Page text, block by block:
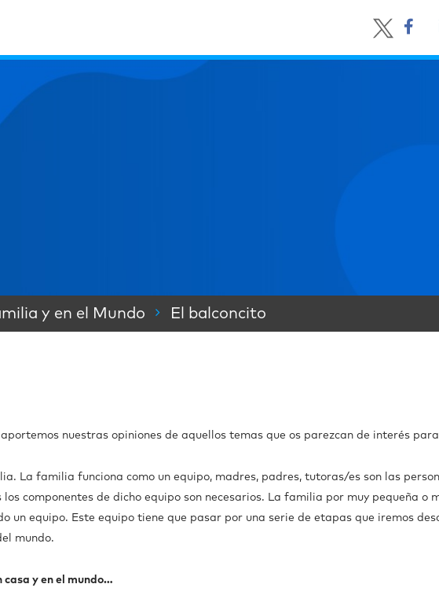
y en el Mundo El balconcito
nuestras opiniones de aquellos temas que os parezcan de interés
La familia funciona como un equipo, madres, padres, tutoras/es son las
componentes de dicho equipo son necesarios. La familia por muy pequeña o
un equipo. Este equipo tiene que pasar por una serie de etapas que iremos
mundo.
casa y en el mundo…